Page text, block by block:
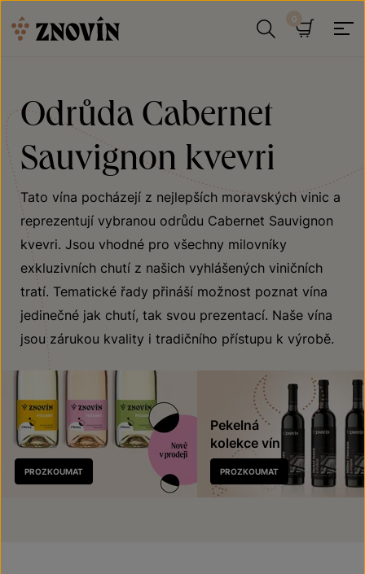
Odrůda Cabernet
Sauvignon kvevri
Tato vína pocházejí z nejlepších moravských vinic a
reprezentují vybranou odrůdu Cabernet Sauvignon
kvevri. Jsou vhodné pro všechny milovníky
exkluzivních chutí z našich vyhlášených viničních
tratí. Tematické řady přináší možnost poznat vína
jedinečné jak chutí, tak svou prezentací. Naše vína
jsou zárukou kvality i tradičního přístupu k výrobě.
Nově
v prodeji
PROZKOUMAT
Pekelná
kolekce vín
PROZKOUMAT